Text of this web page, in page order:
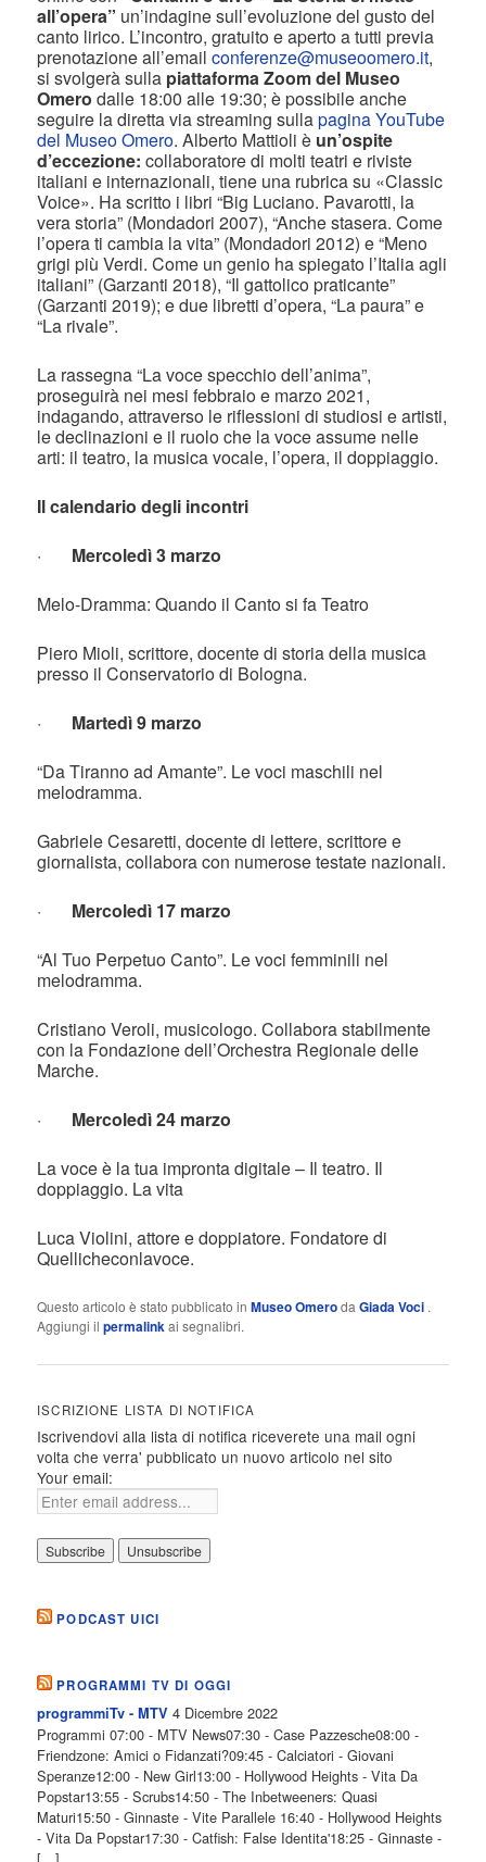
all’opera” un’indagine sull’evoluzione del gusto del
canto lirico. L’incontro, gratuito e aperto a tutti previa
prenotazione all’emailconferenze@museoomero.it,
si svolgerà sulla piattaforma Zoom del Museo
Omero dalle 18:00 alle 19:30; è possibile anche
seguire la diretta via streaming sullapagina YouTube
del Museo Omero. Alberto Mattioli è un’ospite
d’eccezione: collaboratore di molti teatri e riviste
italiani e internazionali, tiene una rubrica su «Classic
Voice». Ha scritto i libri “Big Luciano. Pavarotti, la
vera storia” (Mondadori 2007), “Anche stasera. Come
l’opera ti cambia la vita” (Mondadori 2012) e “Meno
grigi più Verdi. Come un genio ha spiegato l’Italia agli
italiani” (Garzanti 2018), “Il gattolico praticante”
(Garzanti 2019); e due libretti d’opera, “La paura” e
“La rivale”.
La rassegna “La voce specchio dell’anima”,
proseguirà nei mesi febbraio e marzo 2021,
indagando, attraverso le riflessioni di studiosi e artisti,
le declinazioni e il ruolo che la voce assume nelle
arti: il teatro, la musica vocale, l’opera, il doppiaggio.
Il calendario degli incontri
· Mercoledì 3 marzo
Melo-Dramma: Quando il Canto si fa Teatro
Piero Mioli, scrittore, docente di storia della musica
presso il Conservatorio di Bologna.
· Martedì 9 marzo
“Da Tiranno ad Amante”. Le voci maschili nel
melodramma.
Gabriele Cesaretti, docente di lettere, scrittore e
giornalista, collabora con numerose testate nazionali.
· Mercoledì 17 marzo
“Al Tuo Perpetuo Canto”. Le voci femminili nel
melodramma.
Cristiano Veroli, musicologo. Collabora stabilmente
con la Fondazione dell’Orchestra Regionale delle
Marche.
· Mercoledì 24 marzo
La voce è la tua impronta digitale – Il teatro. Il
doppiaggio. La vita
Luca Violini, attore e doppiatore. Fondatore di
Quellicheconlavoce.
Questo articolo è stato pubblicato inMuseo OmerodaGiada Voci .
Aggiungi ilpermalinkai segnalibri.
ISCRIZIONE LISTA DI NOTIFICA
Iscrivendovi alla lista di notifica riceverete una mail ogni
volta che verra' pubblicato un nuovo articolo nel sito
Your email:
PODCAST UICI
PROGRAMMI TV DI OGGI
programmiTv - MTV 4 Dicembre 2022
Programmi 07:00 - MTV News07:30 - Case Pazzesche08:00 -
Friendzone: Amici o Fidanzati?09:45 - Calciatori - Giovani
Speranze12:00 - New Girl13:00 - Hollywood Heights - Vita Da
Popstar13:55 - Scrubs14:50 - The Inbetweeners: Quasi
Maturi15:50 - Ginnaste - Vite Parallele 16:40 - Hollywood Heights
- Vita Da Popstar17:30 - Catfish: False Identita'18:25 - Ginnaste -